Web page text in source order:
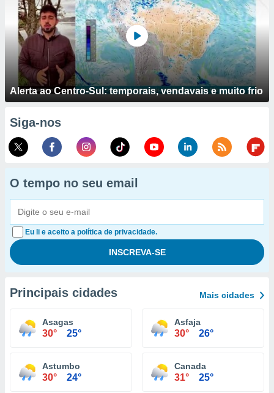
Alerta ao Centro-Sul: temporais, vendavais e muito frio
Siga-nos
O tempo no seu email
Eu li e aceito a política de privacidade.
Principais cidades Mais cidades
Asagas
30° 25°
Asfaja
30° 26°
Astumbo
30° 24°
Canada
31° 25°